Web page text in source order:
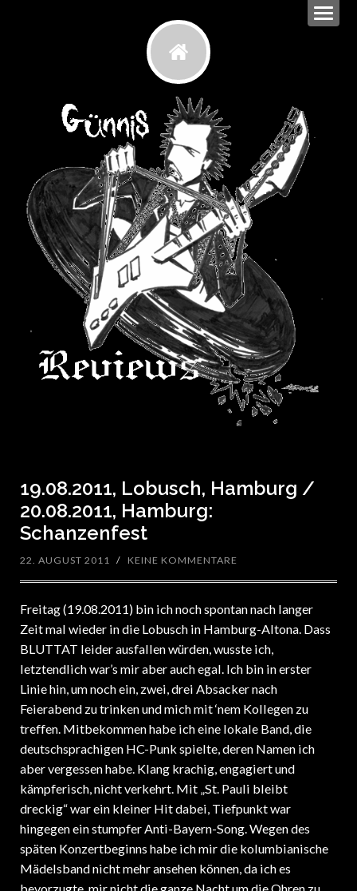
19.08.2011, Lobusch, Hamburg /
20.08.2011, Hamburg:
Schanzenfest
22. AUGUST 2011 / KEINE KOMMENTARE
Freitag (19.08.2011) bin ich noch spontan nach langer
Zeit mal wieder in die Lobusch in Hamburg-Altona. Dass
BLUTTAT leider ausfallen würden, wusste ich,
letztendlich war’s mir aber auch egal. Ich bin in erster
Linie hin, um noch ein, zwei, drei Absacker nach
Feierabend zu trinken und mich mit ‘nem Kollegen zu
treffen. Mitbekommen habe ich eine lokale Band, die
deutschsprachigen HC-Punk spielte, deren Namen ich
aber vergessen habe. Klang krachig, engagiert und
kämpferisch, nicht verkehrt. Mit „St. Pauli bleibt
dreckig“ war ein kleiner Hit dabei, Tiefpunkt war
hingegen ein stumpfer Anti-Bayern-Song. Wegen des
späten Konzertbeginns habe ich mir die kolumbianische
Mädelsband nicht mehr ansehen können, da ich es
bevorzugte, mir nicht die ganze Nacht um die Ohren zu